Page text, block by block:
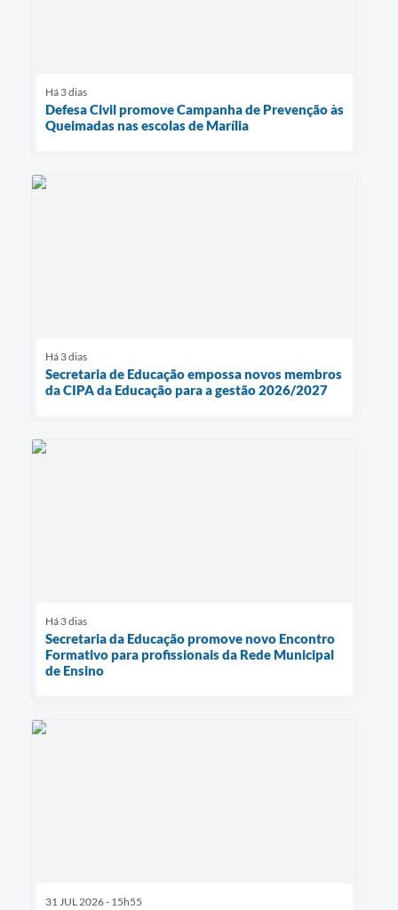
Há 3 dias
Defesa Civil promove Campanha de Prevenção às
Queimadas nas escolas de Marília
Há 3 dias
Secretaria de Educação empossa novos membros
da CIPA da Educação para a gestão 2026/2027
Há 3 dias
Secretaria da Educação promove novo Encontro
Formativo para profissionais da Rede Municipal
de Ensino
31 JUL 2026 - 15h55